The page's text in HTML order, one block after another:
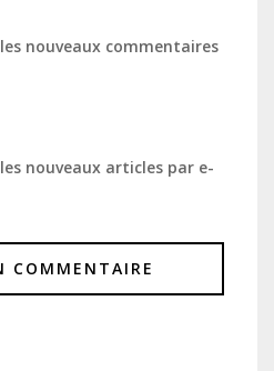
nouveaux commentaires
nouveaux articles par e-